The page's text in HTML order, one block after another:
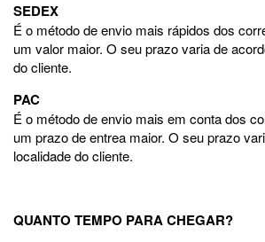
SEDEX
É o método de envio mais rápidos dos
um valor maior. O seu prazo varia de
do cliente.
PAC
É o método de envio mais em conta dos
um prazo de entrea maior. O seu prazo
localidade do cliente.
QUANTO TEMPO PARA CHEGAR?